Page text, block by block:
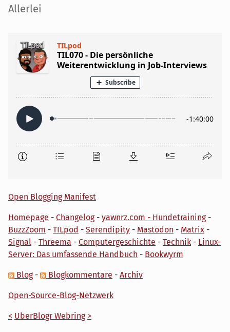
Seitenleiste
Allerlei
Open Blogging Manifest
Homepage - Changelog- yawnrz.com - Hundetraining-
BuzzZoom - TILpod - Serendipity - Mastodon - Matrix -
Signal - Threema - Computergeschichte - Technik - Linux-
Server: Das umfassende Handbuch - Bookwyrm
Blog- Blogkommentare - Archiv
Open-Source-Blog-Netzwerk
< UberBlogr Webring >